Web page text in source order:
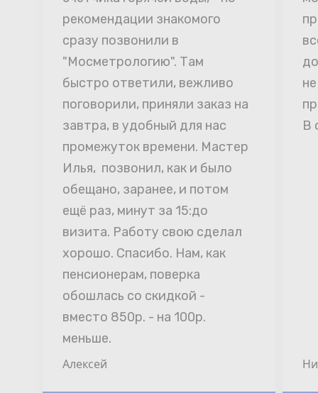
рекомендации знакомого
сразу позвонили в
"Мосметрологию". Там
быстро ответили, вежливо
поговорили, приняли заказ на
завтра, в удобный для нас
промежуток времени. Мастер
Илья,  позвонил, как и было
обещано, заранее, и потом
ещё раз, минут за 15:до
визита. Работу свою сделал
хорошо. Спасибо. Нам, как
пенсионерам, поверка
обошлась со скидкой -
вместо 850р. - на 100р.
меньше.
Алексей
В